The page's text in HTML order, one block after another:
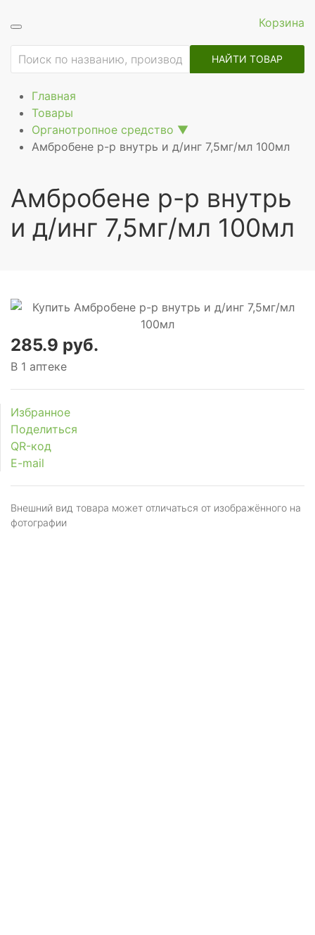
Корзина
НАЙТИ ТОВАР
Главная
Товары
Органотропное средство ▼
Амбробене р-р внутрь и д/инг 7,5мг/мл 100мл
Амбробене р-р внутрь
и д/инг 7,5мг/мл 100мл
285.9 руб.
В 1 аптеке
Избранное
Поделиться
QR-код
E-mail
Внешний вид товара может отличаться от изображённого на
фотографии